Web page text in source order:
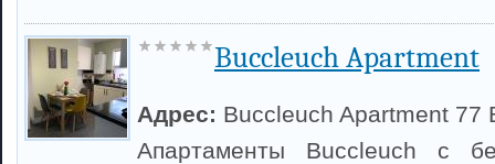
Buccleuch Apartment
Адрес: Buccleuch Apartment 77
Апартаменты Buccleuch с